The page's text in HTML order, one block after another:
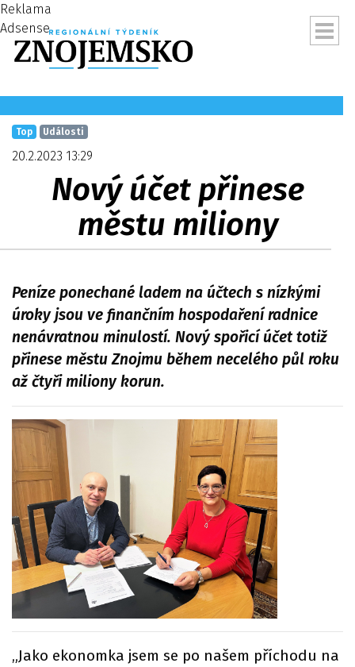
Reklama
Adsense
Top Události
20.2.2023 13:29
Nový účet přinese
městu miliony
Peníze ponechané ladem na účtech s nízkými
úroky jsou ve finančním hospodaření radnice
nenávratnou minulostí. Nový spořicí účet totiž
přinese městu Znojmu během necelého půl roku
až čtyři miliony korun.
„Jako ekonomka jsem se po našem příchodu na